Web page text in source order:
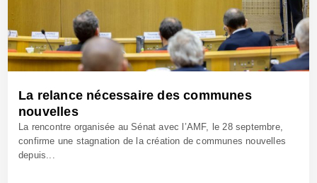
La relance nécessaire des communes
nouvelles
La rencontre organisée au Sénat avec l’AMF, le 28 septembre,
confirme une stagnation de la création de communes nouvelles
depuis...